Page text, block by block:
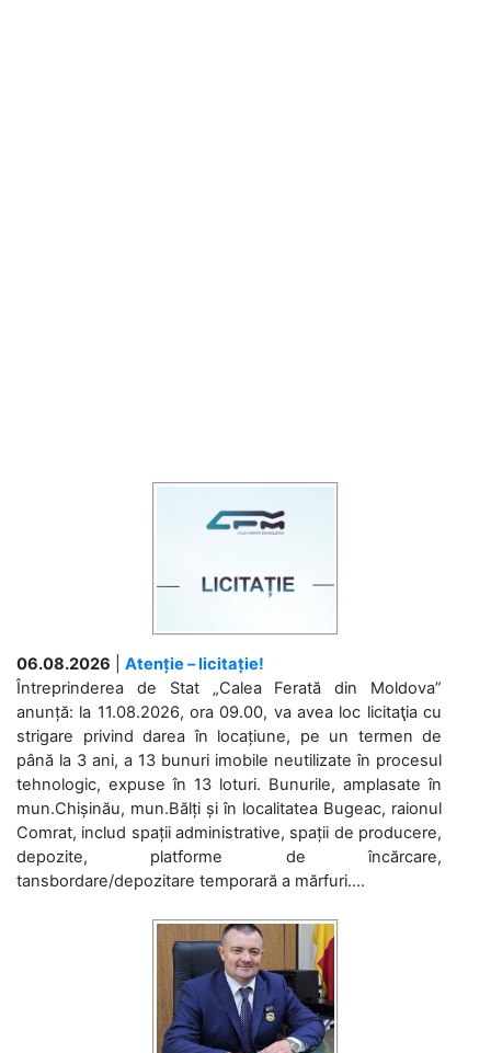
06.08.2026
Atenție – licitație!
Întreprinderea de Stat „Calea Ferată din Moldova”
anunță: la 11.08.2026, ora 09.00, va avea loc licitaţia cu
strigare privind darea în locațiune, pe un termen de
până la 3 ani, a 13 bunuri imobile neutilizate în procesul
tehnologic, expuse în 13 loturi. Bunurile, amplasate în
mun.Chișinău, mun.Bălți și în localitatea Bugeac, raionul
Comrat, includ spații administrative, spații de producere,
depozite, platforme de încărcare,
tansbordare/depozitare temporară a mărfuri....